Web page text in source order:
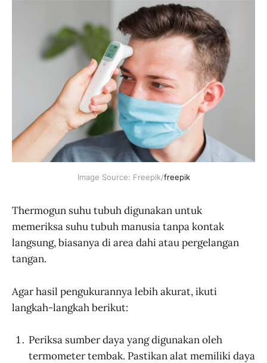
Image Source: Freepik/freepik
Thermogun suhu tubuh digunakan untuk
memeriksa suhu tubuh manusia tanpa kontak
langsung, biasanya di area dahi atau pergelangan
tangan.
Agar hasil pengukurannya lebih akurat, ikuti
langkah-langkah berikut:
Periksa sumber daya yang digunakan oleh
termometer tembak. Pastikan alat memiliki daya